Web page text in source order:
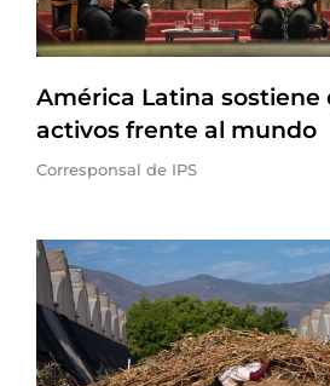
América Latina
activos frente al mundo
Corresponsal de IPS